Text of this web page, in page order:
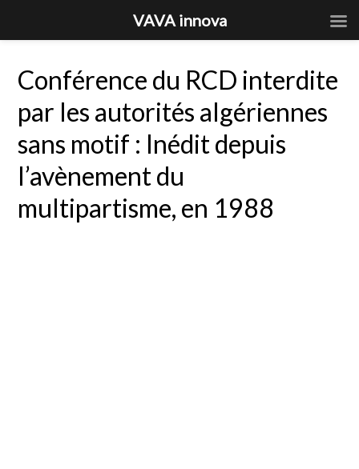
Conférence du RCD interdite
par les autorités algériennes
sans motif : Inédit depuis
l’avènement du
multipartisme, en 1988
VAVA innova